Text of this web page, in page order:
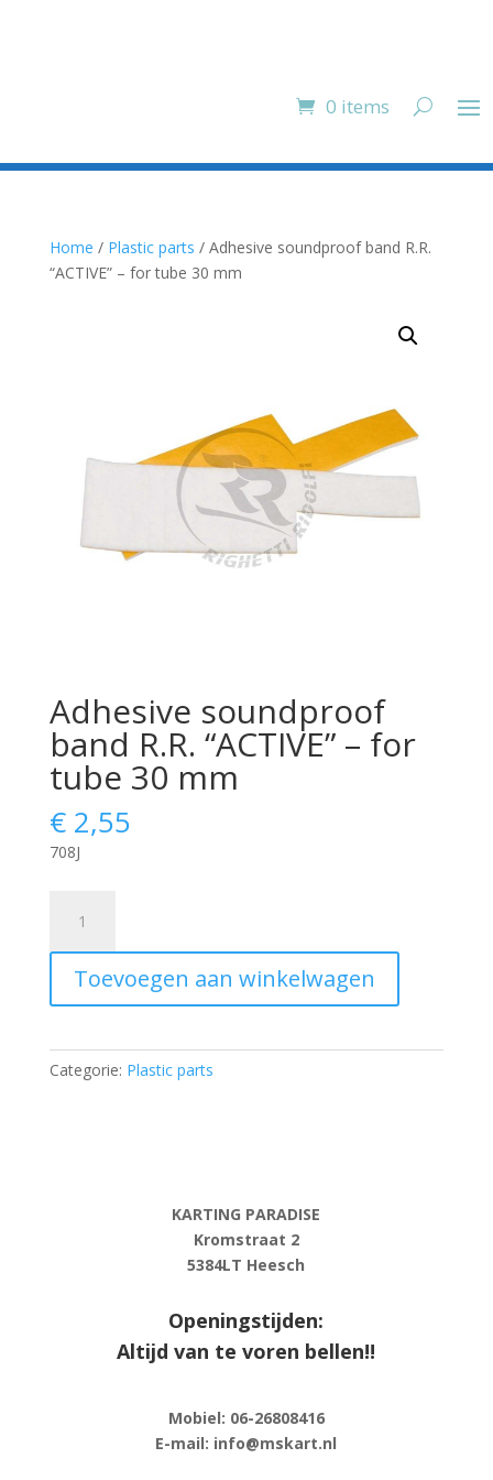
0 items
Home / Plastic parts / Adhesive soundproof band R.R.
“ACTIVE” – for tube 30 mm
Adhesive soundproof
band R.R. “ACTIVE” – for
tube 30 mm
€2,55
708J
soundproof
band
"ACTIVE"
for
tube
Toevoegen aan winkelwagen
Categorie: Plastic parts
KARTING PARADISE
Kromstraat 2
5384LT Heesch
Openingstijden:
Altijd van te voren bellen!!
Mobiel: 06-26808416
E-mail: info@mskart.nl